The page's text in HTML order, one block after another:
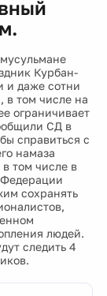
Курбан-
и даже сотни
в том числе на
ограничивает
СД в
справиться с
намаза
том числе в
сохранять
людей.
следить 4